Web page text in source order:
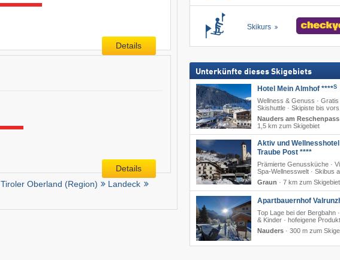
Details
Details
Tiroler Oberland (Region)
Landeck
Skikurs
Unterkünfte dieses Skigebiets
Hotel Mein Almhof ****S
Wellness & Genuss · Gratis
Skishuttle · Skipiste bis vors
Nauders am Reschenpass
1,5 km zum Skigebiet
Aktiv und Wellnesshotel
Traube Post ****
Prämierte Genussküche ·
Spa-Wellnesswelt · Skibus
Graun · 7 km zum Skigebiet
Apartbauernhof
Top Lage bei der Bergbahn
& Kinder · hofeigene
Nauders· 300 m zum